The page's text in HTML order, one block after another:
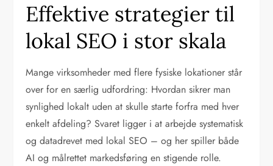
Effektive strategier til
lokal SEO i stor skala
Mange virksomheder med flere fysiske lokationer står
over for en særlig udfordring: Hvordan sikrer man
synlighed lokalt uden at skulle starte forfra med hver
enkelt afdeling? Svaret ligger i at arbejde systematisk
og datadrevet med lokal SEO – og her spiller både
AI og målrettet markedsføring en stigende rolle.